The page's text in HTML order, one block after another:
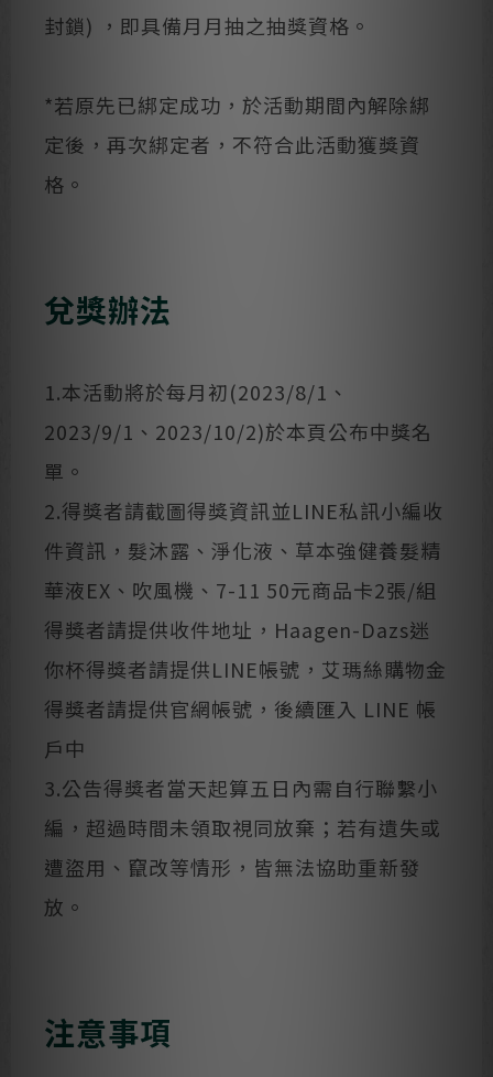
封鎖) ，即具備月月抽之抽獎資格。
*若原先已綁定成功，於活動期間內解除綁
定後，再次綁定者，不符合此活動獲獎資
格。
兌獎辦法
1.本活動將於每月初(2023/8/1、
2023/9/1、2023/10/2)於本頁公布中獎名
單。
2.得獎者請截圖得獎資訊並LINE私訊小編收
件資訊，髮沐露、淨化液、草本強健養髮精
華液EX、吹風機、7-11 50元商品卡2張/組
得獎者請提供收件地址，Haagen-Dazs迷
你杯得獎者請提供LINE帳號，艾瑪絲購物金
得獎者請提供官網帳號，後續匯入 LINE 帳
戶中
3.公告得獎者當天起算五日內需自行聯繫小
編，超過時間未領取視同放棄；若有遺失或
遭盜用、竄改等情形，皆無法協助重新發
放。
注意事項